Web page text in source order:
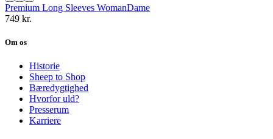
Premium Long Sleeves WomanDame
749 kr.
Om os
Historie
Sheep to Shop
Bæredygtighed
Hvorfor uld?
Presserum
Karriere